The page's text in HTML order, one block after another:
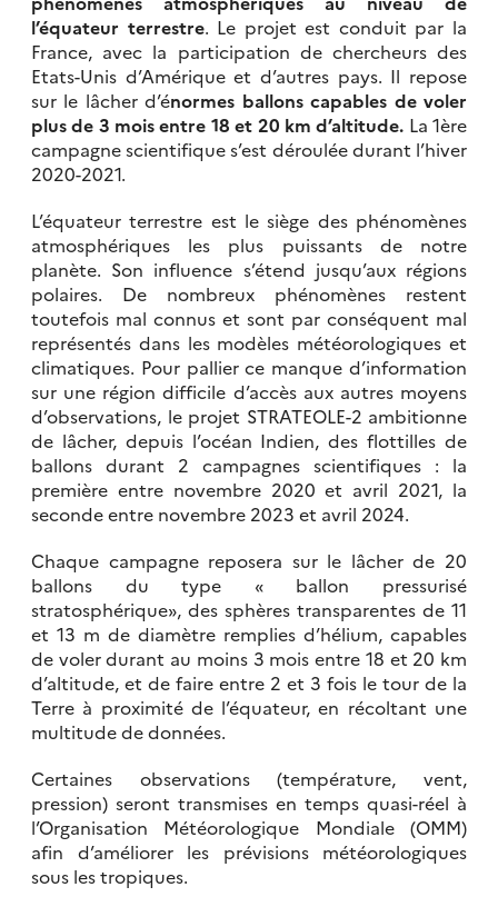
l’équateur terrestre. Le projet est conduit par la
France, avec la participation de chercheurs des
Etats-Unis d’Amérique et d’autres pays. Il repose
sur le lâcher d’énormes ballons capables de voler
plus de 3 mois entre 18 et 20 km d’altitude. La 1ère
campagne scientifique s’est déroulée durant l’hiver
2020-2021.
L’équateur terrestre est le siège des phénomènes
atmosphériques les plus puissants de notre
planète. Son influence s’étend jusqu’aux régions
polaires. De nombreux phénomènes restent
toutefois mal connus et sont par conséquent mal
représentés dans les modèles météorologiques et
climatiques. Pour pallier ce manque d’information
sur une région difficile d’accès aux autres moyens
d’observations, le projet STRATEOLE-2 ambitionne
de lâcher, depuis l’océan Indien, des flottilles de
ballons durant 2 campagnes scientifiques : la
première entre novembre 2020 et avril 2021, la
seconde entre novembre 2023 et avril 2024.
Chaque campagne reposera sur le lâcher de 20
ballons du type « ballon pressurisé
stratosphérique», des sphères transparentes de 11
et 13 m de diamètre remplies d’hélium, capables
de voler durant au moins 3 mois entre 18 et 20 km
d’altitude, et de faire entre 2 et 3 fois le tour de la
Terre à proximité de l’équateur, en récoltant une
multitude de données.
Certaines observations (température, vent,
pression) seront transmises en temps quasi-réel à
l’Organisation Météorologique Mondiale (OMM)
afin d’améliorer les prévisions météorologiques
sous les tropiques.